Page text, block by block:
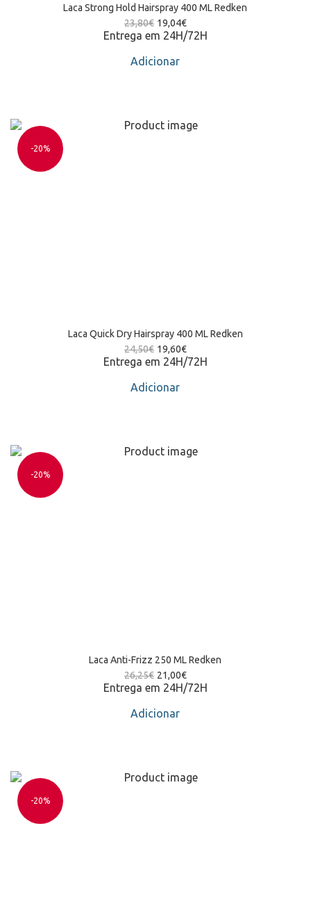
Laca Strong Hold Hairspray 400 ML Redken
23,80€ 19,04€
Entrega em 24H/72H
Adicionar
-20%
Laca Quick Dry Hairspray 400 ML Redken
24,50€ 19,60€
Entrega em 24H/72H
Adicionar
-20%
Laca Anti-Frizz 250 ML Redken
26,25€ 21,00€
Entrega em 24H/72H
Adicionar
-20%